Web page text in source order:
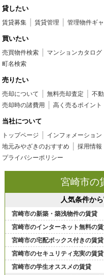
貸したい
賃貸募集 賃貸管理 管理物件ギ
買いたい
売買物件検索 マンションカタログ
町名検索
売りたい
売却について 無料売却査定 不
売却時の諸費用
高く売るポイント
当社について
トップページ インフォメーション
地元みやざきのおすすめ
採用情報
プライバシーポリシー
宮崎市の
人気条件か
宮崎市の新築・築浅物件の賃貸
宮崎市のインターネット無料の
宮崎市の宅配ボックス付きの賃貸
宮崎市のセキュリティ充実の賃貸
宮崎市の学生オススメの賃貸